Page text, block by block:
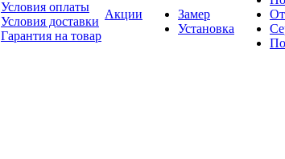
Условия оплаты
Условия доставки
Гарантия на товар
Акции
Замер
Установка